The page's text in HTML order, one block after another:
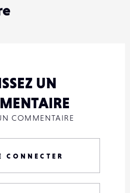
UN
COMMENTAIRE
CONNECTER